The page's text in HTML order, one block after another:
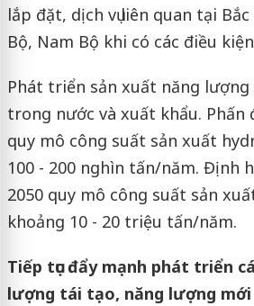
lắp đặt, dịch vụ liên quan tại
Bộ, Nam Bộ khi có các điều
Phát triển sản xuất năng lượng
trong nước và xuất khẩu. Phấn
quy mô công suất sản xuất
100 - 200 nghìn tấn/năm. Định
2050 quy mô công suất sản
khoảng 10 - 20 triệu tấn/năm.
Tiếp tục đẩy mạnh phát triển
lượng tái tạo, năng lượng mới